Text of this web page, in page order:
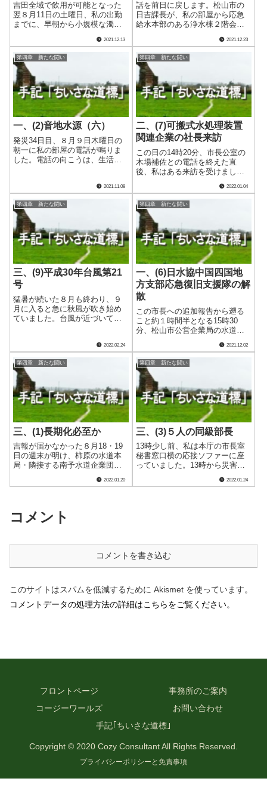
吉田全域で飲用が可能となった
翌８月11日の土曜日、私の出勤
までに、早朝から小規模な濁水
いました。 そのうち立間新屋
敷地区のものは、現場で迅速に
処理し既に解決済みでした。も
う１件の高齢者施設は受水槽内
の汚れが原因だ.....
2021.12.13
話を前日に戻します。松山市の
日吉課長が、私の部屋から応急
給水本部のある浄水棟２階会議
庁へ向かいました。市長室で10
時から行われる〝記者クラブと
の懇談会（通称記者コン）〟へ
出席するためです。 定刻に始
まった記者コン.....
2021.12.23
第四章 新たな闘い
一、(2)音地水源（六）
発災34日目、８月９日木曜日の
朝一に私の部屋の電話が鳴りま
した。電話の向こうは、生活用
活用水の需要がほとんど無くな
を閉鎖してはどうかとの打診で
した。 確かに.....
2021.11.08
第四章 新たな闘い
二、(7)可搬式水処理装置
関連企業の社長来訪
この日の14時20分、市長公室の
木場補佐との電話を終えた直
後、私はある来訪を受けまし
設の心臓部分、可搬式水処理装
置シフォンタンク等を製造販売
する企業の藍藤社長です。早期
の断水解消を実現させた最大の
功労者と言える同.....
2022.01.04
第四章 新たな闘い
三、(9)平成30年台風第21
号
猛暑が続いた８月も終わり、９
月に入ると急に秋風が吹き始め
ていました。台風が近づいてい
に強い勢力を保ったまま日本列
した。そのため８月下旬の第20
号同様、応急給.....
2022.02.24
第四章 新たな闘い
一、(6)日水協中国四国地
方支部応急復旧支援隊の解
散
この市長への追加報告から遡る
こと約１時間半となる15時30
分、松山市公営企業局の水道技
の湯野副部長が、応急復旧本部
で実質的に陣頭指揮を執ってく
れている今田主幹と私の部屋を
訪れました。多くの日水協から
の派遣職員や県.....
2021.12.02
第四章 新たな闘い
三、(1)長期化必至か
吉報が届かなかった８月18・19
日の週末が明け、柿原の水道本
局・隣接する南予水道企業団に
は重苦しい空気が漂っていまし
た。末端給水栓からの採水と水
する気配が見えないのです。そ
れどころか、逆.....
2022.01.20
第四章 新たな闘い
三、(3)５人の同級部長
13時少し前、私は本庁の市長室
秘書窓口横の応接ソファーに座
っていました。13時から災害復
興本部事前会議が市長室で開催
されるのですが、その時間調整
2022.01.24
コメント
コメントを書き込む
このサイトはスパムを低減するために Akismet を使っています。
コメントデータの処理方法の詳細はこちらをご覧ください。
フロントページ
事務所のご案内
コージーワールズ
お問い合わせ
手記｢ちいさな道標｣
Copyright © 2020 Cozy Consultant All Rights Reserved.
プライバシーポリシーと免責事項